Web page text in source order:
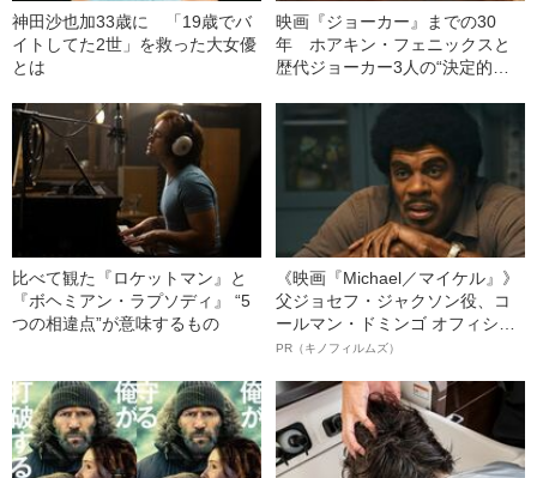
神田沙也加33歳に 「19歳でバ
イトしてた2世」を救った大女優
とは
映画『ジョーカー』までの30
年 ホアキン・フェニックスと
歴代ジョーカー3人の“決定的な
比べて観た『ロケットマン』と
『ボヘミアン・ラプソディ』 “5
つの相違点”が意味するもの
《映画『Michael／マイケル』》
父ジョセフ・ジャクソン役、コ
ールマン・ドミンゴ オフィシャ
ルインタビュー“観客を魅了した
語る”《日本興収70億円突破》
PR（キノフィルムズ）